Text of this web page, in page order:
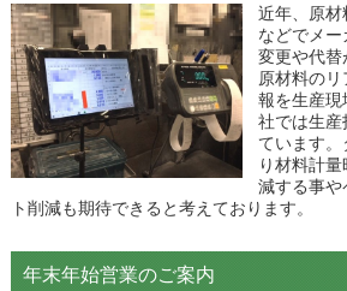
近年、原材
などでメー
変更や代替
原材料の
報を生産
社では生産
ています。
り材料計
減する事や
ト削減も期待できると考えております。
年末年始営業のご案内